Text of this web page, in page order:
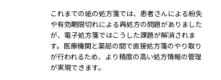
これまでの紙の処方箋では、患者さんによる紛失
や有効期限切れによる再処方の問題がありました
が、電子処方箋ではこうした課題が解消されま
す。医療機関と薬局の間で直接処方箋のやり取り
が行われるため、より精度の高い処方情報の管理
が実現できます。